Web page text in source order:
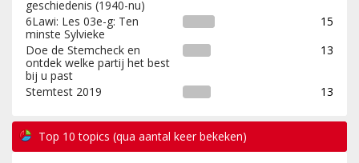
geschiedenis (1940-nu)
6Lawi: Les 03e-g: Ten
minste Sylvieke
15
Doe de Stemcheck en
ontdek welke partij het best
bij u past
13
Stemtest 2019 13
Top 10 topics (qua aantal keer bekeken)